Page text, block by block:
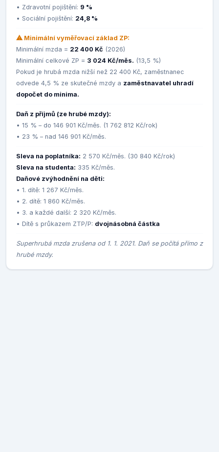
• Zdravotní pojištění: 9 %
• Sociální pojištění: 24,8 %
⚠ Minimální vyměřovací základ ZP:
Minimální mzda = 22 400 Kč (2026)
Minimální celkové ZP = 3 024 Kč/měs. (13,5 %)
Pokud je hrubá mzda nižší než 22 400 Kč, zaměstnanec
odvede 4,5 % ze skutečné mzdy a zaměstnavatel uhradí
dopočet do minima.
Daň z příjmů (ze hrubé mzdy):
• 15 % – do 146 901 Kč/měs. (1 762 812 Kč/rok)
• 23 % – nad 146 901 Kč/měs.
Sleva na poplatníka: 2 570 Kč/měs. (30 840 Kč/rok)
Sleva na studenta: 335 Kč/měs.
Daňové zvýhodnění na děti:
• 1. dítě: 1 267 Kč/měs.
• 2. dítě: 1 860 Kč/měs.
• 3. a každé další: 2 320 Kč/měs.
• Dítě s průkazem ZTP/P: dvojnásobná částka
Superhrubá mzda zrušena od 1. 1. 2021. Daň se počítá přímo z
hrubé mzdy.